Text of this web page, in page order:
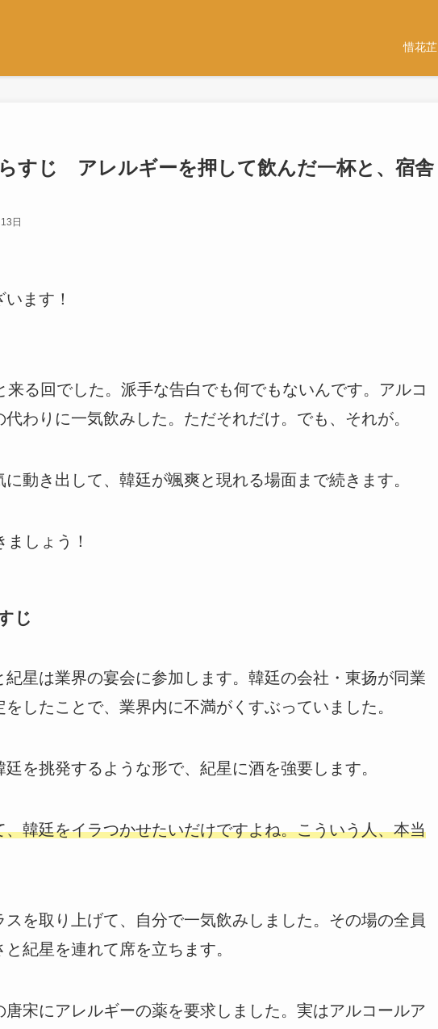
惜花芷
すじ アレルギーを押して飲んだ一杯と、宿舎
日
ます！
る回でした。派手な告白でも何でもないんです。アルコ
わりに一気飲みした。ただそれだけ。でも、それが。
動き出して、韓廷が颯爽と現れる場面まで続きます。
しょう！
じ
星は業界の宴会に参加します。韓廷の会社・東扬が同業
したことで、業界内に不満がくすぶっていました。
を挑発するような形で、紀星に酒を強要します。
韓廷をイラつかせたいだけですよね。こういう人、本当
を取り上げて、自分で一気飲みしました。その場の全員
紀星を連れて席を立ちます。
宋にアレルギーの薬を要求しました。実はアルコールア